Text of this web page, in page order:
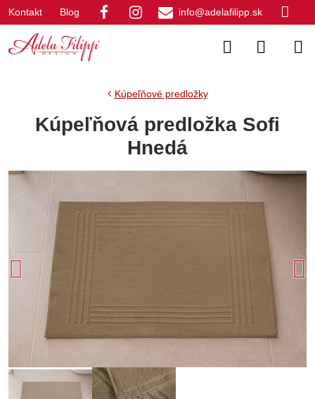
Kontakt Blog info@adelafilipp.sk
Kúpeľňové predložky
Kúpeľňová predložka Sofi
Hnedá